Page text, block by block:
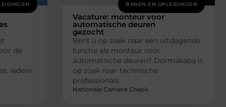
de
Iedere
BANEN EN OPLEIDINGEN
Vacature: monteur voor
automatische deuren
gezocht
Bent u op zoek naar een uitdagende
functie als monteur voor
automatische deuren? Dormakaba is
op zoek naar technische
professionals
Nationale Carriere Check